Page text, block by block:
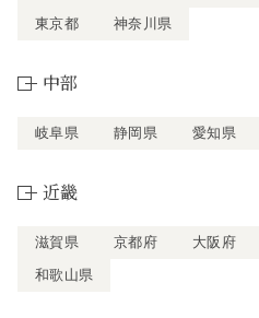
東京都
神奈川県
中部
岐阜県 静岡県 愛知県
近畿
滋賀県 京都府 大阪府
和歌山県